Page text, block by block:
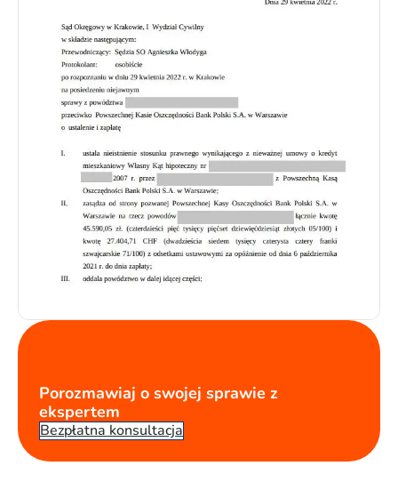
Porozmawiaj o swojej sprawie z
ekspertem
Bezpłatna konsultacja